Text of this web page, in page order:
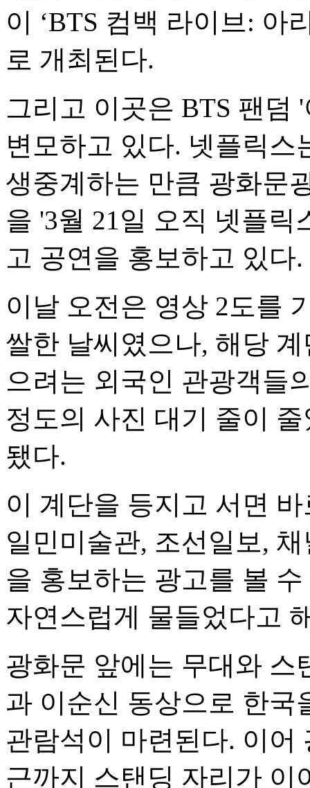
이 ‘BTS 컴백 라이브: 아
로 개최된다.
그리고 이곳은 BTS 팬덤
변모하고 있다. 넷플릭
생중계하는 만큼 광화문
을 '3월 21일 오직 넷플
고 공연을 홍보하고 있다.
이날 오전은 영상 2도를
쌀한 날씨였으나, 해당
으려는 외국인 관광객들
정도의 사진 대기 줄이
됐다.
이 계단을 등지고 서면
일민미술관, 조선일보,
을 홍보하는 광고를 볼
자연스럽게 물들었다고
광화문 앞에는 무대와 스
과 이순신 동상으로 한국
관람석이 마련된다. 이어
근까지 스탠딩 자리가 이